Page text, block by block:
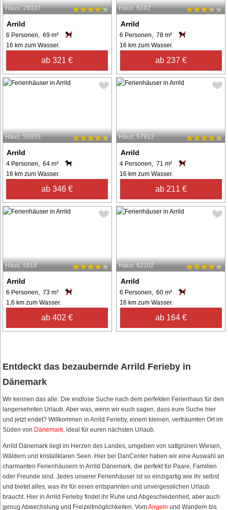
Haus: 28337
Arrild
6 Personen, 69 m²
16 km zum Wasser.
ab 321 €
Haus: 6242
Arrild
6 Personen, 78 m²
16 km zum Wasser.
ab 237 €
Haus: 50935
Arrild
4 Personen, 64 m²
16 km zum Wasser.
ab 346 €
Haus: 57913
Arrild
4 Personen, 71 m²
16 km zum Wasser.
ab 211 €
Haus: 5818
Arrild
6 Personen, 73 m²
1,6 km zum Wasser.
ab 402 €
Haus: 62102
Arrild
6 Personen, 60 m²
16 km zum Wasser.
ab 164 €
Entdeckt das bezaubernde Arrild Ferieby in
Dänemark
Wir kennen das alle: Die endlose Suche nach dem perfekten Ferienhaus für den
langersehnten Urlaub. Aber was, wenn wir euch sagen, dass eure Suche hier
und jetzt endet? Willkommen in Arrild Ferieby, einem kleinen, verträumten Ort im
Süden von Dänemark, ideal für euren nächsten Urlaub.
Arrild Dänemark liegt im Herzen des Landes, umgeben von sattgrünen Wiesen,
Wäldern und kristallklaren Seen. Hier bei DanCenter haben wir eine Auswahl an
charmanten Ferienhäusern in Arrild Dänemark, die perfekt für Paare, Familien
oder Freunde sind. Jedes unserer Ferienhäuser ist so einzigartig wie ihr selbst
und bietet alles, was ihr für einen entspannten und unvergesslichen Urlaub
braucht. Hier in Arrild Ferieby findet ihr Ruhe und Abgeschiedenheit, aber auch
genug Abwechslung und Freizeitmöglichkeiten. VomAngeln und Wandern bis